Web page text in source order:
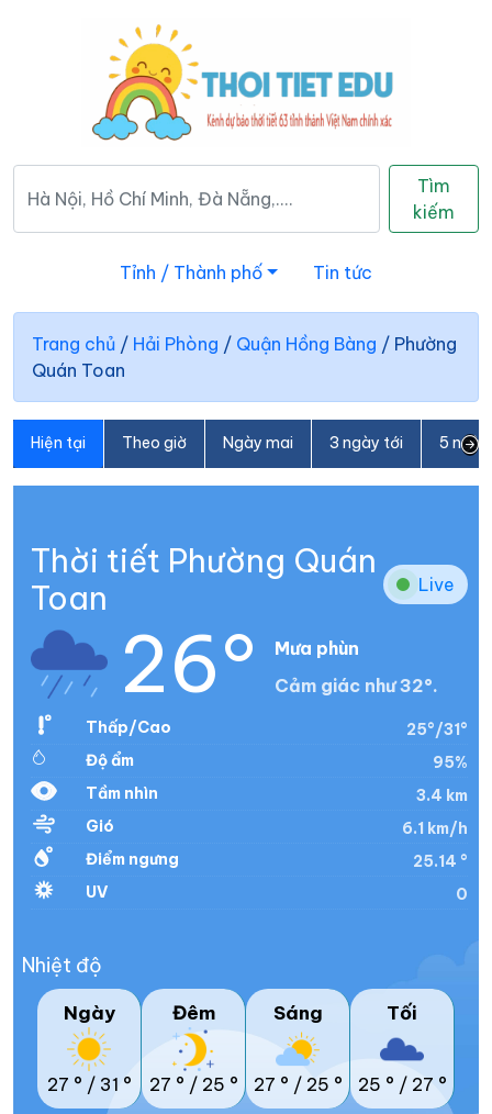
Tìm
kiếm
Tỉnh / Thành phố Tin tức
Trang chủ / Hải Phòng / Quận Hồng Bàng / Phường
Quán Toan
Hiện tại Theo giờ Ngày mai 3 ngày tới 5
Thời tiết Phường Quán
Toan
Live
26°
Mưa phùn
Cảm giác như 32°.
Thấp/Cao
25°/31°
Độ ẩm
95%
Tầm nhìn
3.4 km
Gió
6.1 km/h
Điểm ngưng
25.14 °
UV
0
Nhiệt độ
Ngày
27 ° / 31 °
Đêm
27 ° / 25 °
Sáng
27 ° / 25 °
Tối
25 ° / 27 °